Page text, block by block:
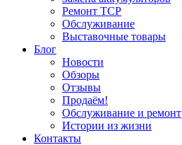
Ремонт ТСР
Обслуживание
Выставочные товары
Блог
Новости
Обзоры
Отзывы
Продаём!
Обслуживание и ремонт
Истории из жизни
Контакты